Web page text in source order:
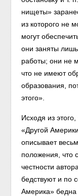
нищеты»
из которого не
могут
они заняты
работы; они не
что не имеют
образования,
этого».
Исходя из
«Другой
описывает
положения,что
честности
бедствуют и по
Америка»